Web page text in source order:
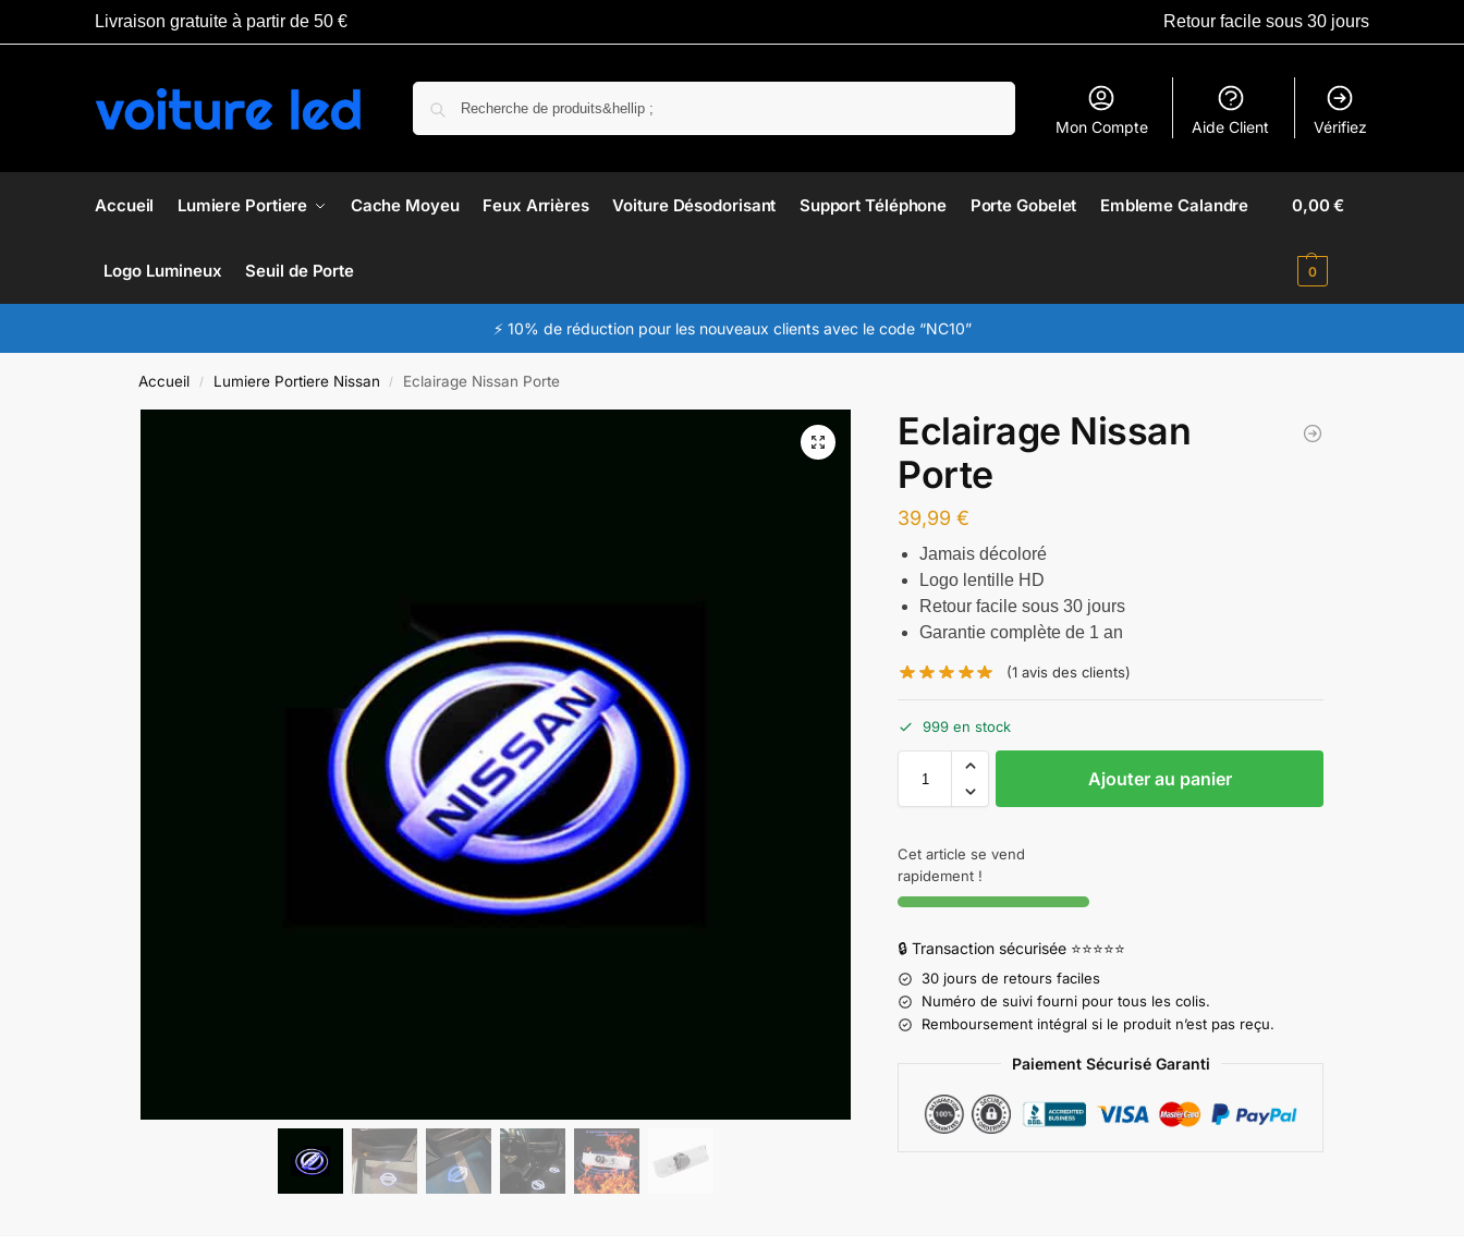
Livraison gratuite à partir de 50 € Retour facile sous 30 jours
Mon Compte Aide Client Vérifiez
Accueil Lumiere Portiere Cache Moyeu Feux Arrières Voiture Désodorisant Support Téléphone Porte Gobelet Embleme Calandre​
Logo Lumineux Seuil de Porte
0,00€
0
⚡ 10% de réduction pour les nouveaux clients avec le code “NC10”
Accueil / Lumiere Portiere Nissan / Eclairage Nissan Porte
Eclairage Nissan
Porte
39,99€
Jamais décoloré
Logo lentille HD
Retour facile sous 30 jours
Garantie complète de 1 an
(1avis des clients)
999 en stock
Ajouter au panier
Cet article se vend
rapidement !
🔒 Transaction sécurisée ⭐⭐⭐⭐⭐
30 jours de retours faciles
Numéro de suivi fourni pour tous les colis.
Remboursement intégral si le produit n’est pas reçu.
Paiement Sécurisé Garanti